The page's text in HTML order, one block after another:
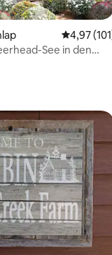
4,97
See in den